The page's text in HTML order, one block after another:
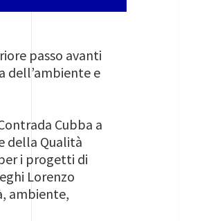
passo avanti
dell’ambiente e
Cubba a
della Qualità
i progetti di
Lorenzo
ambiente,